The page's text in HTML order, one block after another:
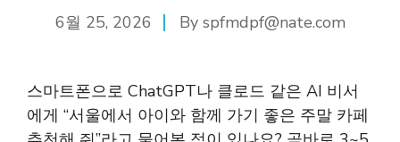
6월 25, 2026 By spfmdpf@nate.com
스마트폰으로 ChatGPT나 클로드 같은 AI 비서
에게 “서울에서 아이와 함께 가기 좋은 주말 카페